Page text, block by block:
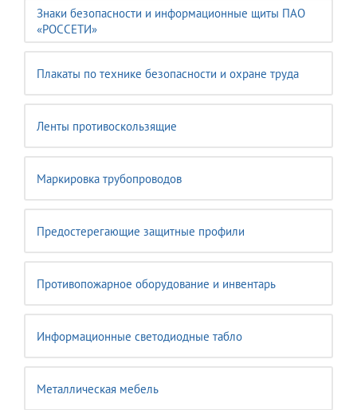
Знаки безопасности и информационные щиты ПАО
«РОССЕТИ»
Плакаты по технике безопасности и охране труда
Ленты противоскользящие
Маркировка трубопроводов
Предостерегающие защитные профили
Противопожарное оборудование и инвентарь
Информационные светодиодные табло
Металлическая мебель